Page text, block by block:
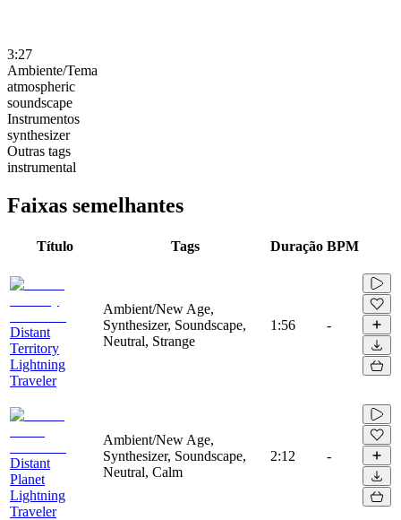
3:27
Ambiente/Tema
atmospheric
soundscape
Instrumentos
synthesizer
Outras tags
instrumental
Faixas semelhantes
Título Tags Duração BPM
Distant
Territory
Lightning
Traveler
Ambient/New Age,
Synthesizer, Soundscape,
Neutral, Strange
1:56 -
Distant
Planet
Lightning
Traveler
Ambient/New Age,
Synthesizer, Soundscape,
Neutral, Calm
2:12 -